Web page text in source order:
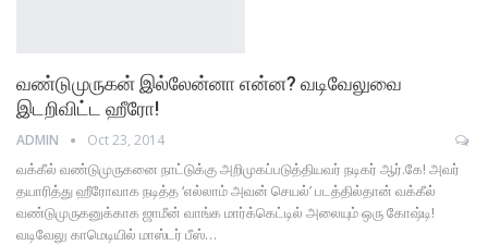
வண்டுமுருகன் இல்லேன்னா என்ன? வடிவேலுவை
இடறிவிட்ட ஹீரோ!
ADMIN Oct 23, 2014
வக்கீல் வண்டுமுருகனை நாட்டுக்கு அறிமுகப்படுத்தியவர் நடிகர் ஆர்.கே! அவர்
தயாரித்து ஹீரோவாக நடித்த ‘எல்லாம் அவன் செயல்’ படத்தில்தான் வக்கீல்
வண்டுமுருகனுக்காக ஜாமீன் வாங்க மார்க்கெட்டில் அலையும் ஒரு கோஷ்டி!
வடிவேலு காமெடியில் மாஸ்டர் பீஸ்…